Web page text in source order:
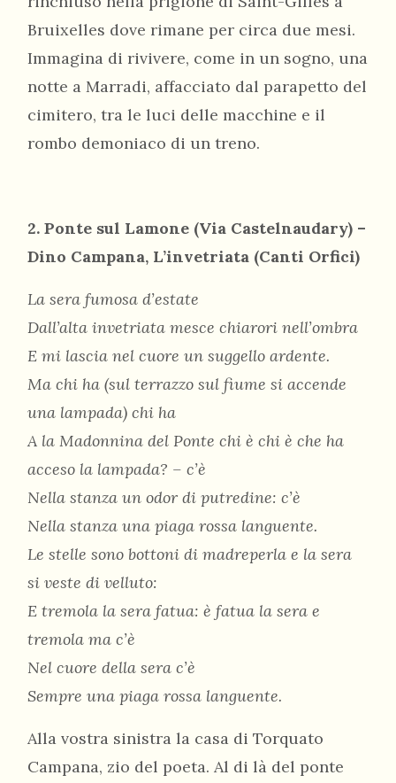
Bruixelles dove rimane per circa due mesi.
Immagina di rivivere, come in un sogno, una
notte a Marradi, affacciato dal parapetto del
cimitero, tra le luci delle macchine e il
rombo demoniaco di un treno.
2. Ponte sul Lamone (Via Castelnaudary) –
Dino Campana, L’invetriata (Canti Orfici)
La sera fumosa d’estate
Dall’alta invetriata mesce chiarori nell’ombra
E mi lascia nel cuore un suggello ardente.
Ma chi ha (sul terrazzo sul fiume si accende
una lampada) chi ha
A la Madonnina del Ponte chi è chi è che ha
acceso la lampada? – c’è
Nella stanza un odor di putredine: c’è
Nella stanza una piaga rossa languente.
Le stelle sono bottoni di madreperla e la sera
si veste di velluto:
E tremola la sera fatua: è fatua la sera e
tremola ma c’è
Nel cuore della sera c’è
Sempre una piaga rossa languente.
Alla vostra sinistra la casa di Torquato
Campana, zio del poeta. Al di là del ponte